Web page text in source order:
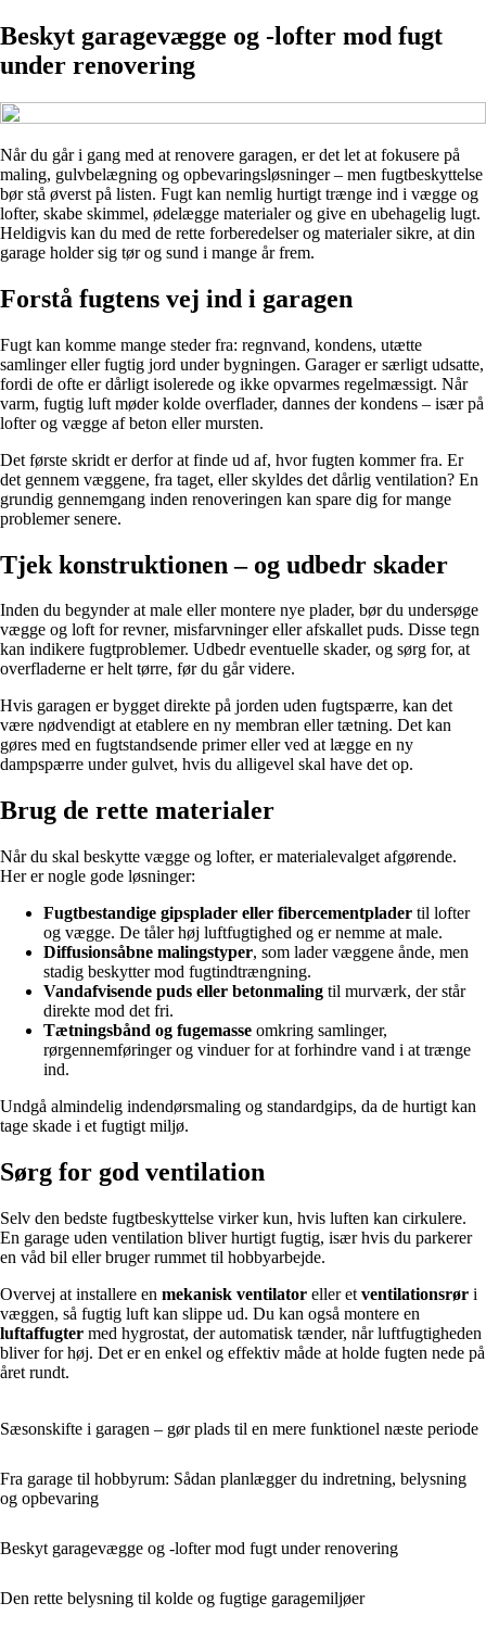
Beskyt garagevægge og -lofter mod fugt
under renovering
Når du går i gang med at renovere garagen, er det let at fokusere på
maling, gulvbelægning og opbevaringsløsninger – men fugtbeskyttelse
bør stå øverst på listen. Fugt kan nemlig hurtigt trænge ind i vægge og
lofter, skabe skimmel, ødelægge materialer og give en ubehagelig lugt.
Heldigvis kan du med de rette forberedelser og materialer sikre, at din
garage holder sig tør og sund i mange år frem.
Forstå fugtens vej ind i garagen
Fugt kan komme mange steder fra: regnvand, kondens, utætte
samlinger eller fugtig jord under bygningen. Garager er særligt udsatte,
fordi de ofte er dårligt isolerede og ikke opvarmes regelmæssigt. Når
varm, fugtig luft møder kolde overflader, dannes der kondens – især på
lofter og vægge af beton eller mursten.
Det første skridt er derfor at finde ud af, hvor fugten kommer fra. Er
det gennem væggene, fra taget, eller skyldes det dårlig ventilation? En
grundig gennemgang inden renoveringen kan spare dig for mange
problemer senere.
Tjek konstruktionen – og udbedr skader
Inden du begynder at male eller montere nye plader, bør du undersøge
vægge og loft for revner, misfarvninger eller afskallet puds. Disse tegn
kan indikere fugtproblemer. Udbedr eventuelle skader, og sørg for, at
overfladerne er helt tørre, før du går videre.
Hvis garagen er bygget direkte på jorden uden fugtspærre, kan det
være nødvendigt at etablere en ny membran eller tætning. Det kan
gøres med en fugtstandsende primer eller ved at lægge en ny
dampspærre under gulvet, hvis du alligevel skal have det op.
Brug de rette materialer
Når du skal beskytte vægge og lofter, er materialevalget afgørende.
Her er nogle gode løsninger:
Fugtbestandige gipsplader eller fibercementplader til lofter
og vægge. De tåler høj luftfugtighed og er nemme at male.
Diffusionsåbne malingstyper, som lader væggene ånde, men
stadig beskytter mod fugtindtrængning.
Vandafvisende puds eller betonmaling til murværk, der står
direkte mod det fri.
Tætningsbånd og fugemasse omkring samlinger,
rørgennemføringer og vinduer for at forhindre vand i at trænge
ind.
Undgå almindelig indendørsmaling og standardgips, da de hurtigt kan
tage skade i et fugtigt miljø.
Sørg for god ventilation
Selv den bedste fugtbeskyttelse virker kun, hvis luften kan cirkulere.
En garage uden ventilation bliver hurtigt fugtig, især hvis du parkerer
en våd bil eller bruger rummet til hobbyarbejde.
Overvej at installere en mekanisk ventilator eller et ventilationsrør i
væggen, så fugtig luft kan slippe ud. Du kan også montere en
luftaffugter med hygrostat, der automatisk tænder, når luftfugtigheden
bliver for høj. Det er en enkel og effektiv måde at holde fugten nede på
året rundt.
Sæsonskifte i garagen – gør plads til en mere funktionel næste periode
Fra garage til hobbyrum: Sådan planlægger du indretning, belysning
og opbevaring
Beskyt garagevægge og -lofter mod fugt under renovering
Den rette belysning til kolde og fugtige garagemiljøer